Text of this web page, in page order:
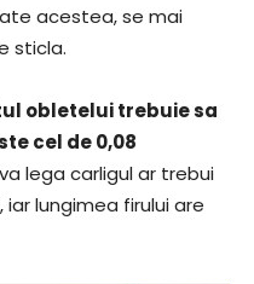
acestea, se mai
sticla.
obletelui trebuie sa
cel de 0,08
lega carligul ar trebui
iar lungimea firului are